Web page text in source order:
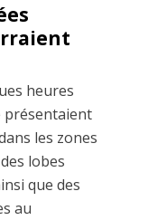
heures
présentaient
les zones
lobes
que des
au